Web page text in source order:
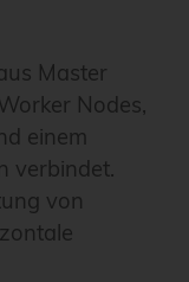
Master
Nodes,
einem
verbindet.
von